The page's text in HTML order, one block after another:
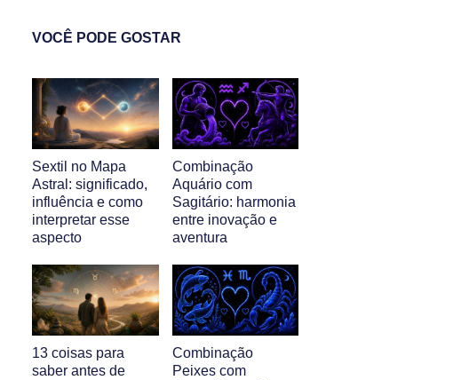
VOCÊ PODE GOSTAR
Sextil no Mapa
Astral: significado,
influência e como
interpretar esse
aspecto
Combinação
Aquário com
Sagitário: harmonia
entre inovação e
aventura
13 coisas para
saber antes de
Combinação
Peixes com